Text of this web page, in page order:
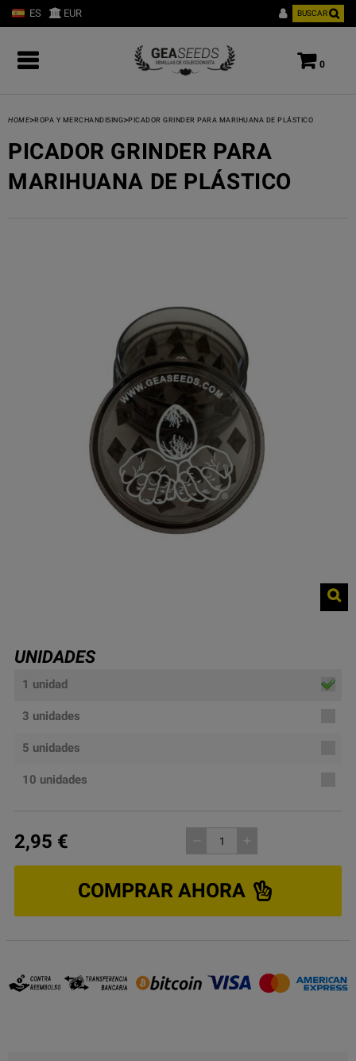
ES EUR BUSCAR
0
HOME>ROPA Y MERCHANDISING>PICADOR GRINDER PARA MARIHUANA DE PLÁSTICO
PICADOR GRINDER PARA
MARIHUANA DE PLÁSTICO
UNIDADES
1 unidad
3 unidades
5 unidades
10 unidades
2,95 € add
COMPRAR AHORA